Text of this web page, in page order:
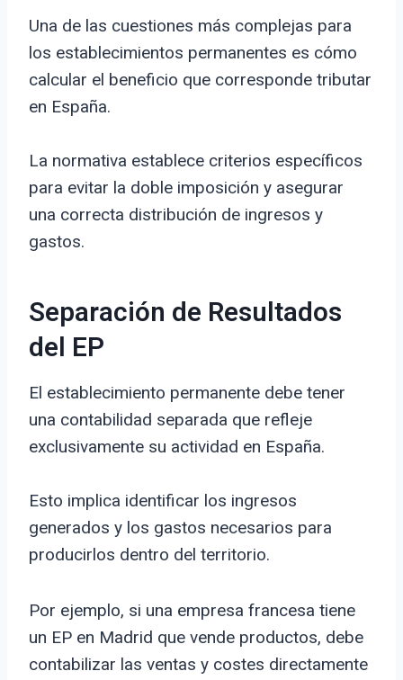
Una de las cuestiones más complejas para
los establecimientos permanentes es cómo
calcular el beneficio que corresponde tributar
en España.
La normativa establece criterios específicos
para evitar la doble imposición y asegurar
una correcta distribución de ingresos y
gastos.
Separación de Resultados
del EP
El establecimiento permanente debe tener
una contabilidad separada que refleje
exclusivamente su actividad en España.
Esto implica identificar los ingresos
generados y los gastos necesarios para
producirlos dentro del territorio.
Por ejemplo, si una empresa francesa tiene
un EP en Madrid que vende productos, debe
contabilizar las ventas y costes directamente